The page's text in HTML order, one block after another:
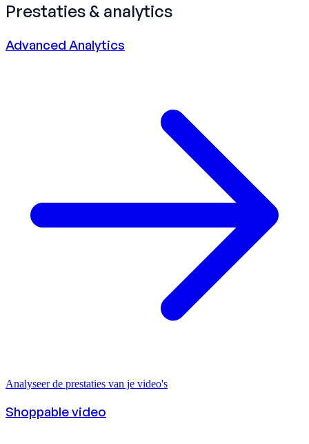
Prestaties & analytics
Advanced Analytics
Analyseer de prestaties van je video's
Shoppable video